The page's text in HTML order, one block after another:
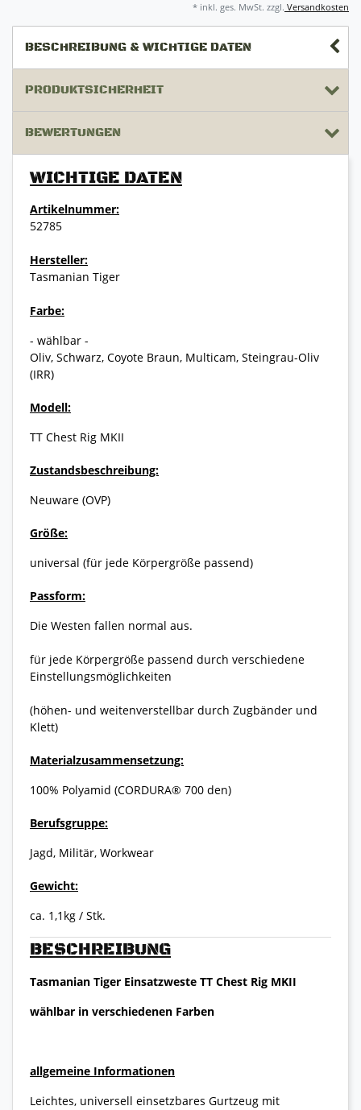
* inkl. ges. MwSt. zzgl. Versandkosten
BESCHREIBUNG & WICHTIGE DATEN
PRODUKTSICHERHEIT
BEWERTUNGEN
BESCHREIBUNG
Tasmanian Tiger Einsatzweste TT Chest Rig MKII
wählbar in verschiedenen Farben
allgemeine Informationen
Leichtes, universell einsetzbares Gurtzeug mit
WICHTIGE DATEN
Artikelnummer:
52785
Hersteller:
Tasmanian Tiger
Farbe:
- wählbar -
Oliv, Schwarz, Coyote Braun, Multicam, Steingrau-Oliv
(IRR)
Modell:
TT Chest Rig MKII
Zustandsbeschreibung:
Neuware (OVP)
Größe:
universal (für jede Körpergröße passend)
Passform:
Die Westen fallen normal aus.
für jede Körpergröße passend durch verschiedene
Einstellungsmöglichkeiten
(höhen- und weitenverstellbar durch Zugbänder und
Klett)
Materialzusammensetzung:
100% Polyamid (CORDURA® 700 den)
Berufsgruppe:
Jagd, Militär, Workwear
Gewicht:
ca. 1,1kg / Stk.